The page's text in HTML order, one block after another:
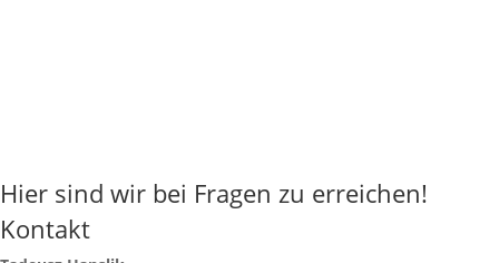
Hier sind wir bei Fragen zu erreichen!
Kontakt